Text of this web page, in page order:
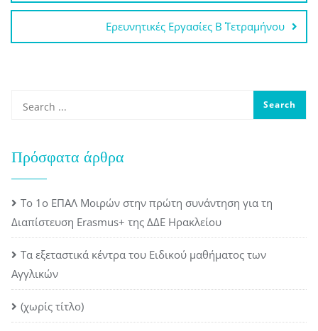
Ερευνητικές Εργασίες Β΄ Τετραμήνου
Πρόσφατα άρθρα
Το 1ο ΕΠΑΛ Μοιρών στην πρώτη συνάντηση για τη
Διαπίστευση Erasmus+ της ΔΔΕ Ηρακλείου
Τα εξεταστικά κέντρα του Ειδικού μαθήματος των
Αγγλικών
(χωρίς τίτλο)